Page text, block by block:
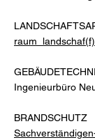
Ingenieurbüro
BRANDSCHUTZ